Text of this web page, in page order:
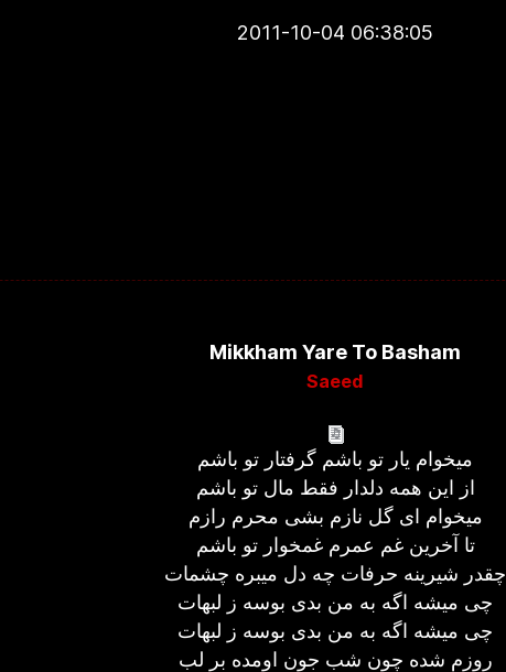
2011-10-04 06:38:05
Mikkham Yare To Basham
Saeed
میخوام یار تو باشم گرفتار تو باشم
از این همه دلدار فقط مال تو باشم
میخوام ای گل نازم بشی محرم رازم
تا آخرین غم عمرم غمخوار تو باشم
چقدر شیرینه حرفات چه دل میبره چشمات
چی میشه اگه به من بدی بوسه ز لبهات
چی میشه اگه به من بدی بوسه ز لبهات
روزم شده چون شب جون اومده بر لب